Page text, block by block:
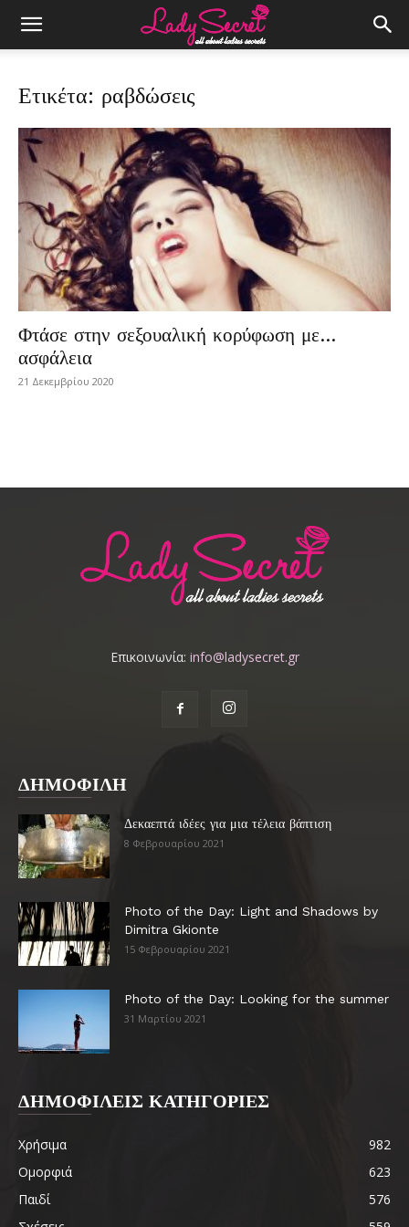
Ετικέτα: ραβδώσεις
Φτάσε στην σεξουαλική κορύφωση με…
ασφάλεια
21 Δεκεμβρίου 2020
Επικοινωνία: info@ladysecret.gr
ΔΗΜΟΦΙΛΗ
Δεκαεπτά ιδέες για μια τέλεια βάπτιση
8 Φεβρουαρίου 2021
Photo of the Day: Light and Shadows by
Dimitra Gkionte
15 Φεβρουαρίου 2021
Photo of the Day: Looking for the summer
31 Μαρτίου 2021
ΔΗΜΟΦΙΛΕΙΣ ΚΑΤΗΓΟΡΙΕΣ
Χρήσιμα
982
Ομορφιά
623
Παιδί
576